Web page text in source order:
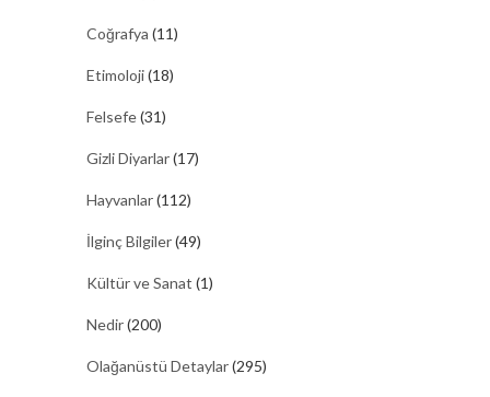
Coğrafya (11)
Etimoloji(18)
Felsefe(31)
Gizli Diyarlar(17)
Hayvanlar(112)
İlginç Bilgiler(49)
Kültür ve Sanat (1)
Nedir(200)
Olağanüstü Detaylar(295)